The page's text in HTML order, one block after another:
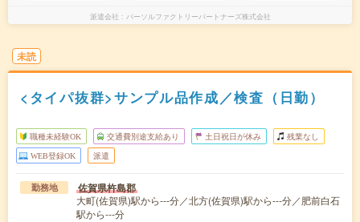
派遣会社 パーソルファクトリーパートナーズ株式会社
未読
<タイパ抜群>サンプル品作成／検査（日勤）
職種未経験OK 交通費別途支給あり 土日祝日が休み 残業なし
WEB登録OK 派遣
勤務地 佐賀県杵島郡
大町(佐賀県)駅から---分／北方(佐賀県)駅から---分／肥前白石
駅から---分